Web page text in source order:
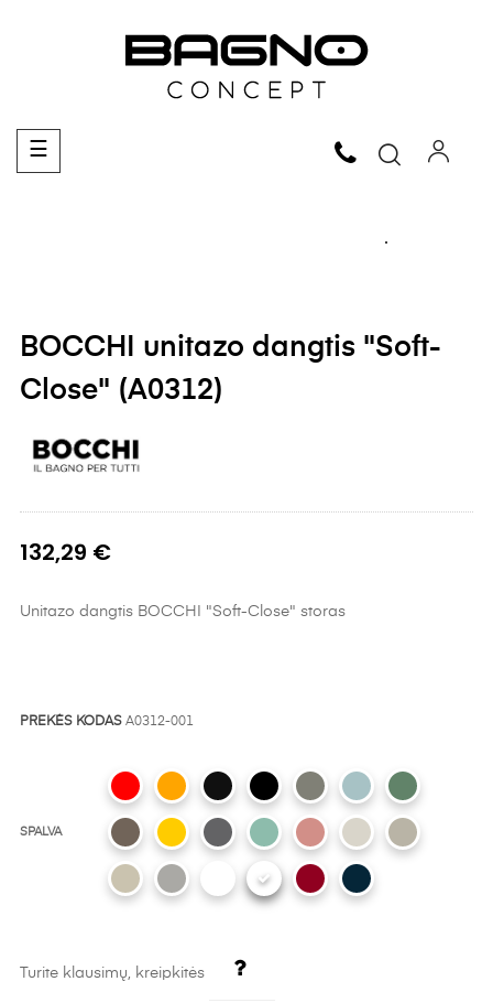
Toggle
navigation
☰
BOCCHI unitazo dangtis "Soft-
Close" (A0312)
132,29 €
Unitazo dangtis BOCCHI "Soft-Close" storas
PREKĖS KODAS A0312-001
SPALVA
Turite klausimų, kreipkitės